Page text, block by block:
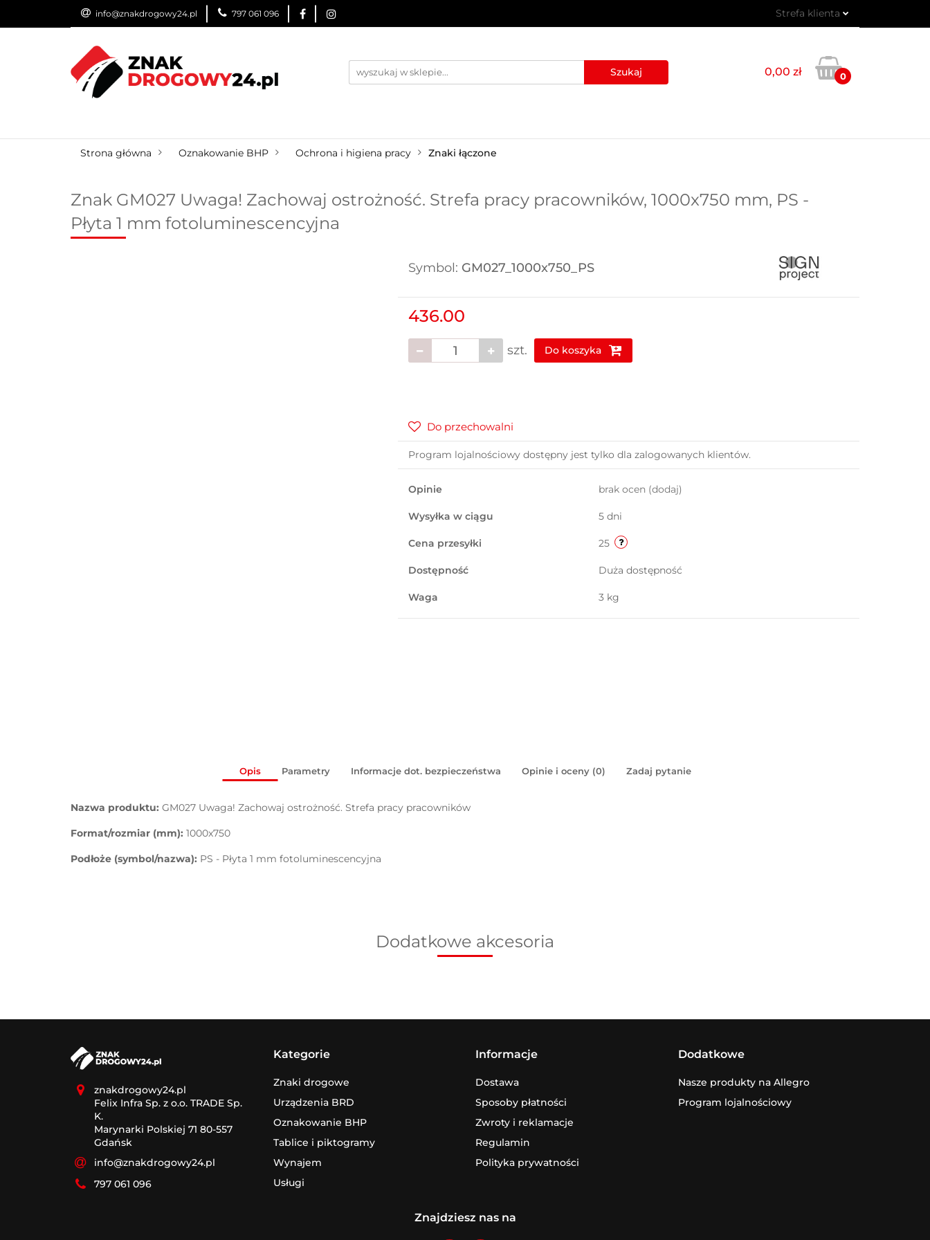
info@znakdrogowy24.pl 797 061 096 Strefa klienta
Zarejestruj się
Dodaj zgłoszenie
0,00 zł 0
ZNAKI DROGOWE URZĄDZENIA BRD
Strona główna Oznakowanie BHP Ochrona i higiena pracy Znaki łączone
Znak GM027 Uwaga! Zachowaj ostrożność. Strefa pracy pracowników, 1000x750 mm, PS -
Płyta 1 mm fotoluminescencyjna
Symbol: GM027_1000x750_PS
436.00
szt. Do koszyka
Do przechowalni
Program lojalnościowy dostępny jest tylko dla zalogowanych klientów.
Opinie brak ocen (dodaj)
Wysyłka w ciągu 5 dni
Cena przesyłki 25
Dostępność Duża dostępność
Waga 3 kg
Opis Parametry Informacje dot. bezpieczeństwa Opinie i oceny (0) Zadaj pytanie
Nazwa produktu: GM027 Uwaga! Zachowaj ostrożność. Strefa pracy pracowników
Format/rozmiar (mm): 1000x750
Podłoże (symbol/nazwa): PS - Płyta 1 mm fotoluminescencyjna
Dodatkowe akcesoria
znakdrogowy24.pl
Felix Infra Sp. z o.o. TRADE Sp.
K.
Marynarki Polskiej 71 80-557
Gdańsk
info@znakdrogowy24.pl
797 061 096
Kategorie
Znaki drogowe
Urządzenia BRD
Oznakowanie BHP
Tablice i piktogramy
Wynajem
Usługi
Informacje
Dostawa
Sposoby płatności
Zwroty i reklamacje
Regulamin
Polityka prywatności
Dodatkowe
Nasze produkty na Allegro
Program lojalnościowy
Znajdziesz nas na